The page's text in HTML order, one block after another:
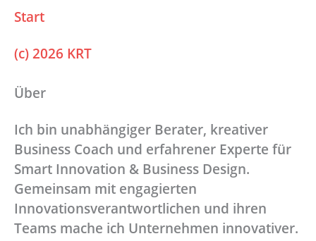
Start
(c) 2026 KRT
Über
Ich bin unabhängiger Berater, kreativer
Business Coach und erfahrener Experte für
Smart Innovation & Business Design.
Gemeinsam mit engagierten
Innovationsverantwortlichen und ihren
Teams mache ich Unternehmen innovativer.